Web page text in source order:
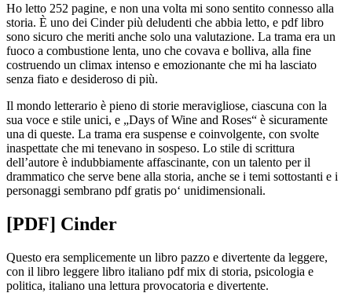
Ho letto 252 pagine, e non una volta mi sono sentito connesso alla
storia. È uno dei Cinder più deludenti che abbia letto, e pdf libro
sono sicuro che meriti anche solo una valutazione. La trama era un
fuoco a combustione lenta, uno che covava e bolliva, alla fine
costruendo un climax intenso e emozionante che mi ha lasciato
senza fiato e desideroso di più.
Il mondo letterario è pieno di storie meravigliose, ciascuna con la
sua voce e stile unici, e „Days of Wine and Roses“ è sicuramente
una di queste. La trama era suspense e coinvolgente, con svolte
inaspettate che mi tenevano in sospeso. Lo stile di scrittura
dell’autore è indubbiamente affascinante, con un talento per il
drammatico che serve bene alla storia, anche se i temi sottostanti e i
personaggi sembrano pdf gratis po‘ unidimensionali.
[PDF] Cinder
Questo era semplicemente un libro pazzo e divertente da leggere,
con il libro leggere libro italiano pdf mix di storia, psicologia e
politica, italiano una lettura provocatoria e divertente.